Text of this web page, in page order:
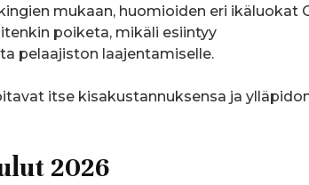
mukaan, huomioiden eri ikäluokat
poiketa, mikäli esiintyy
pelaajiston laajentamiselle.
itse kisakustannuksensa ja
2026